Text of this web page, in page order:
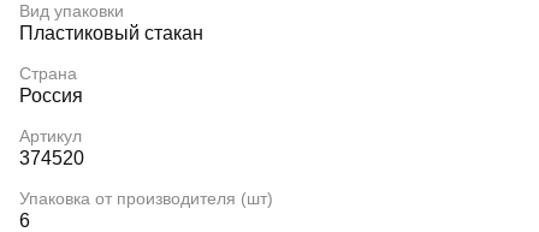
Вид упаковки
Пластиковый стакан
Страна
Россия
Артикул
374520
Упаковка от производителя (шт)
6